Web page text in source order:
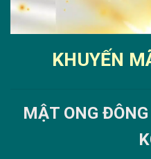
KHUYẾN
MẬT ONG